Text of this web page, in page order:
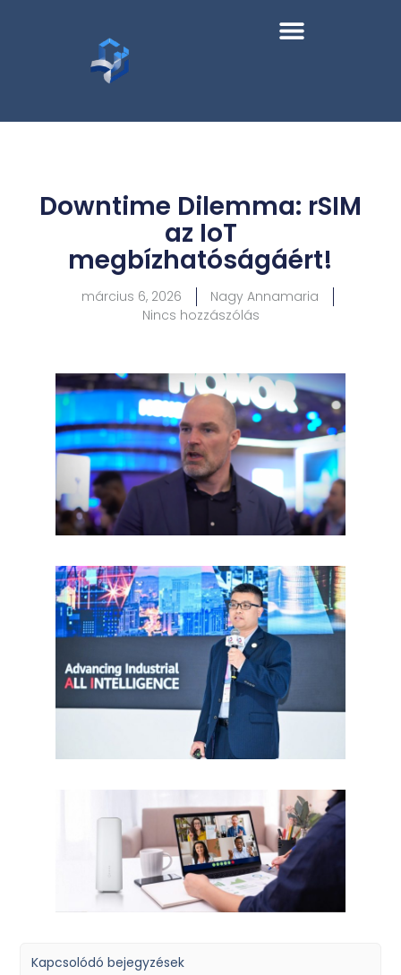
Downtime Dilemma: rSIM
az IoT
megbízhatóságáért!
március 6, 2026
Nagy Annamaria
Nincs hozzászólás
Kapcsolódó bejegyzések